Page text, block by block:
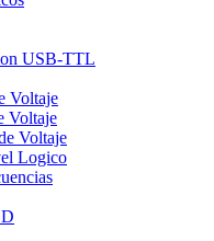
USB-TTL
Voltaje
Voltaje
Voltaje
Logico